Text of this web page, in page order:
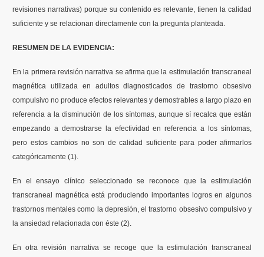
revisiones narrativas) porque su contenido es relevante, tienen la calidad
suficiente y se relacionan directamente con la pregunta planteada.
RESUMEN DE LA EVIDENCIA:
En la primera revisión narrativa se afirma que la estimulación transcraneal
magnética utilizada en adultos diagnosticados de trastorno obsesivo
compulsivo no produce efectos relevantes y demostrables a largo plazo en
referencia a la disminución de los síntomas, aunque sí recalca que están
empezando a demostrarse la efectividad en referencia a los síntomas,
pero estos cambios no son de calidad suficiente para poder afirmarlos
categóricamente (1).
En el ensayo clínico seleccionado se reconoce que la estimulación
transcraneal magnética está produciendo importantes logros en algunos
trastornos mentales como la depresión, el trastorno obsesivo compulsivo y
la ansiedad relacionada con éste (2).
En otra revisión narrativa se recoge que la estimulación transcraneal